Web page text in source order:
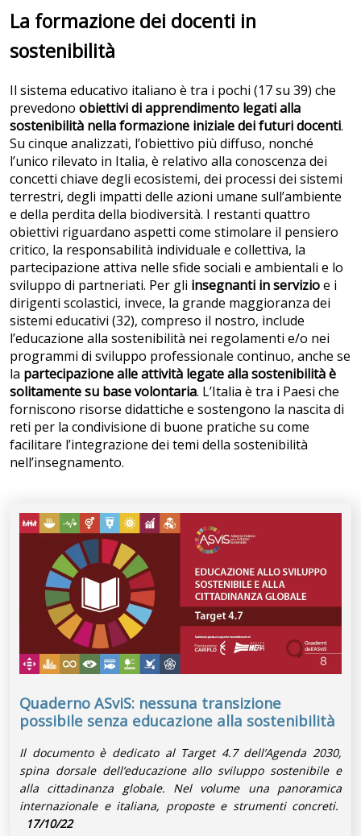
La formazione dei docenti in
sostenibilità
Il sistema educativo italiano è tra i pochi (17 su 39) che
prevedono obiettivi di apprendimento legati alla
sostenibilità nellaformazione iniziale dei futuri docenti.
Su cinque analizzati, l’obiettivo più diffuso, nonché
l’unico rilevato in Italia, è relativo alla conoscenza dei
concetti chiave degli ecosistemi, dei processi dei sistemi
terrestri, degli impatti delle azioni umane sull’ambiente
e della perdita della biodiversità. I restanti quattro
obiettivi riguardano aspetti come stimolare il pensiero
critico, la responsabilità individuale e collettiva, la
partecipazione attiva nelle sfide sociali e ambientali e lo
sviluppo di partneriati. Per gli insegnanti in servizioe i
dirigenti scolastici, invece, la grande maggioranza dei
sistemi educativi (32), compreso il nostro, include
l’educazione alla sostenibilità nei regolamenti e/o nei
programmi di sviluppo professionale continuo, anche se
la partecipazione alle attività legate alla sostenibilità è
solitamente su base volontaria. L’Italia è tra i Paesi che
forniscono risorse didattiche e sostengono la nascita di
reti per la condivisione di buone pratiche su come
facilitare l’integrazione dei temi della sostenibilità
nell’insegnamento.
Quaderno ASviS: nessuna transizione
possibile senza educazione alla sostenibilità
Il documento è dedicato al Target 4.7 dell’Agenda 2030,
spina dorsale dell’educazione allo sviluppo sostenibile e
alla cittadinanza globale. Nel volume una panoramica
internazionale e italiana, proposte e strumenti concreti.
17/10/22